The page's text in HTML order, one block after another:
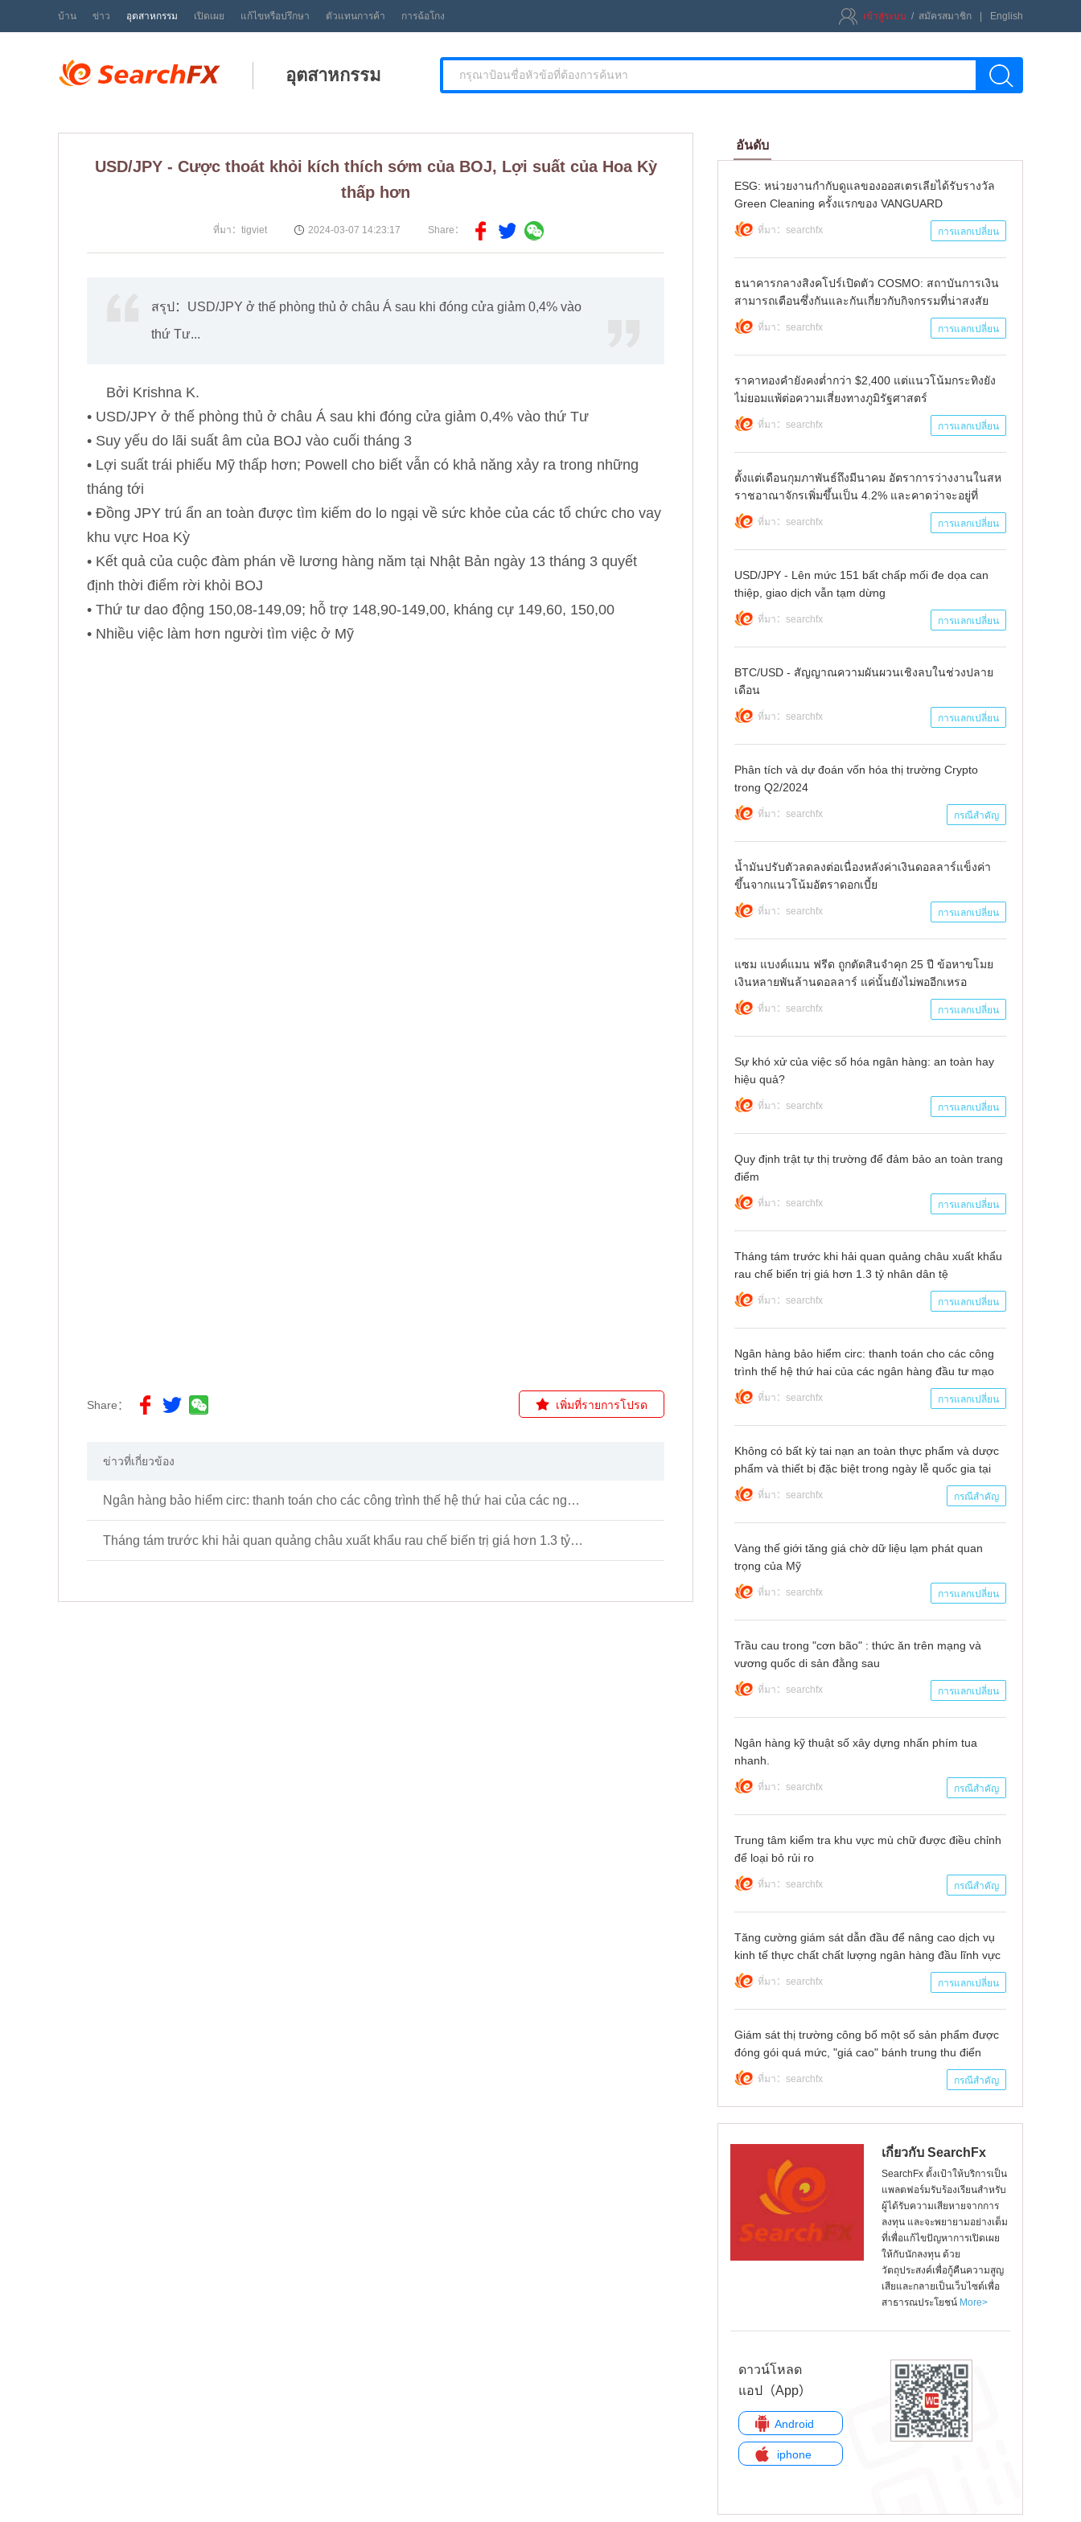
บ้าน ข่าว อุตสาหกรรม เปิดเผย แก้ไขหรือปรึกษา ตัวแทนการค้า การฉ้อโกง เข้าสู่ระบบ / สมัครสมาชิก English
อุตสาหกรรม
USD/JPY - Cược thoát khỏi kích thích sớm của BOJ, Lợi suất của Hoa Kỳ
thấp hơn
ที่มา：tigviet 2024-03-07 14:23:17 Share：
สรุป：USD/JPY ở thế phòng thủ ở châu Á sau khi đóng cửa giảm 0,4% vào
thứ Tư...
Bởi Krishna K.
• USD/JPY ở thế phòng thủ ở châu Á sau khi đóng cửa giảm 0,4% vào thứ Tư
• Suy yếu do lãi suất âm của BOJ vào cuối tháng 3
• Lợi suất trái phiếu Mỹ thấp hơn; Powell cho biết vẫn có khả năng xảy ra trong những
tháng tới
• Đồng JPY trú ẩn an toàn được tìm kiếm do lo ngại về sức khỏe của các tổ chức cho vay
khu vực Hoa Kỳ
• Kết quả của cuộc đàm phán về lương hàng năm tại Nhật Bản ngày 13 tháng 3 quyết
định thời điểm rời khỏi BOJ
• Thứ tư dao động 150,08-149,09; hỗ trợ 148,90-149,00, kháng cự 149,60, 150,00
• Nhiều việc làm hơn người tìm việc ở Mỹ
Share： เพิ่มที่รายการโปรด
ข่าวที่เกี่ยวข้อง
Ngân hàng bảo hiểm circ: thanh toán cho các công trình thế hệ thứ hai của các ngân hàng đầu tư mạo hiểm, cổ phiếu blue chip lớn và các chính sách ưu đãi! Cuối quý thứ hai, vốn đầu tư khoảng 790 tỷ nhân dân tệ vào 300 cổ phần của csi và shenzhen
Tháng tám trước khi hải quan quảng châu xuất khẩu rau chế biến trị giá hơn 1.3 tỷ nhân dân tệ
อันดับ
ESG: หน่วยงานกำกับดูแลของออสเตรเลียได้รับรางวัล
Green Cleaning ครั้งแรกของ VANGUARD
ที่มา：searchfx การแลกเปลี่ยน
ธนาคารกลางสิงคโปร์เปิดตัว COSMO: สถาบันการเงิน
สามารถเตือนซึ่งกันและกันเกี่ยวกับกิจกรรมที่น่าสงสัย
ที่มา：searchfx การแลกเปลี่ยน
ราคาทองคำยังคงต่ำกว่า $2,400 แต่แนวโน้มกระทิงยัง
ไม่ยอมแพ้ต่อความเสี่ยงทางภูมิรัฐศาสตร์
ที่มา：searchfx การแลกเปลี่ยน
ตั้งแต่เดือนกุมภาพันธ์ถึงมีนาคม อัตราการว่างงานในสห
ราชอาณาจักรเพิ่มขึ้นเป็น 4.2% และคาดว่าจะอยู่ที่
4.0%
ที่มา：searchfx การแลกเปลี่ยน
USD/JPY - Lên mức 151 bất chấp mối đe dọa can
thiệp, giao dịch vẫn tạm dừng
ที่มา：searchfx การแลกเปลี่ยน
BTC/USD - สัญญาณความผันผวนเชิงลบในช่วงปลาย
เดือน
ที่มา：searchfx การแลกเปลี่ยน
Phân tích và dự đoán vốn hóa thị trường Crypto
trong Q2/2024
ที่มา：searchfx กรณีสำคัญ
น้ำมันปรับตัวลดลงต่อเนื่องหลังค่าเงินดอลลาร์แข็งค่า
ขึ้นจากแนวโน้มอัตราดอกเบี้ย
ที่มา：searchfx การแลกเปลี่ยน
แซม แบงค์แมน ฟรีด ถูกตัดสินจำคุก 25 ปี ข้อหาขโมย
เงินหลายพันล้านดอลลาร์ แค่นั้นยังไม่พออีกเหรอ
ที่มา：searchfx การแลกเปลี่ยน
Sự khó xử của việc số hóa ngân hàng: an toàn hay
hiệu quả?
ที่มา：searchfx การแลกเปลี่ยน
Quy định trật tự thị trường để đảm bảo an toàn trang
điểm
ที่มา：searchfx การแลกเปลี่ยน
Tháng tám trước khi hải quan quảng châu xuất khẩu
rau chế biến trị giá hơn 1.3 tỷ nhân dân tệ
ที่มา：searchfx การแลกเปลี่ยน
Ngân hàng bảo hiểm circ: thanh toán cho các công
trình thế hệ thứ hai của các ngân hàng đầu tư mạo
hiểm, cổ phiếu blue chip lớn và các chính sách ưu
đãi! Cuối quý thứ hai, vốn đầu tư khoảng 790 tỷ nhân
dân tệ vào 300 cổ phần của csi và shenzhen
ที่มา：searchfx การแลกเปลี่ยน
Không có bất kỳ tai nạn an toàn thực phẩm và dược
phẩm và thiết bị đặc biệt trong ngày lễ quốc gia tại
quảng châu
ที่มา：searchfx กรณีสำคัญ
Vàng thế giới tăng giá chờ dữ liệu lạm phát quan
trọng của Mỹ
ที่มา：searchfx การแลกเปลี่ยน
Trầu cau trong "cơn bão" : thức ăn trên mạng và
vương quốc di sản đằng sau
ที่มา：searchfx การแลกเปลี่ยน
Ngân hàng kỹ thuật số xây dựng nhấn phím tua
nhanh.
ที่มา：searchfx กรณีสำคัญ
Trung tâm kiểm tra khu vực mù chữ được điều chỉnh
để loại bỏ rủi ro
ที่มา：searchfx กรณีสำคัญ
Tăng cường giám sát dẫn đầu để nâng cao dịch vụ
kinh tế thực chất chất lượng ngân hàng đầu lĩnh vực
liên quan đến circ đáp ứng các vấn đề nóng trong
thời gian gần đây
ที่มา：searchfx การแลกเปลี่ยน
Giám sát thị trường công bố một số sản phẩm được
đóng gói quá mức, "giá cao" bánh trung thu điển
hình
ที่มา：searchfx กรณีสำคัญ
เกี่ยวกับ SearchFx
SearchFx ตั้งเป้าให้บริการเป็น
แพลตฟอร์มรับร้องเรียนสำหรับ
ผู้ได้รับความเสียหายจากการ
ลงทุน และจะพยายามอย่างเต็ม
ที่เพื่อแก้ไขปัญหาการเปิดเผย
ให้กับนักลงทุน ด้วย
วัตถุประสงค์เพื่อกู้คืนความสูญ
เสียและกลายเป็นเว็บไซต์เพื่อ
สาธารณประโยชน์ More>
ดาวน์โหลด
แอป（App）
Android
iphone